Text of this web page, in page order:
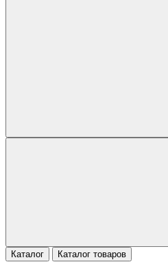
Каталог Каталог товаров